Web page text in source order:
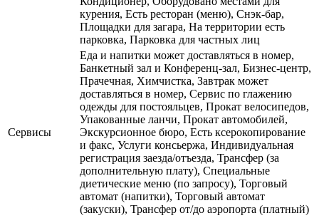
курения, Есть ресторан (меню), Снэк-бар,
Площадки для загара, На территории есть
парковка, Парковка для частных лиц
Сервисы
Еда и напитки может доставляться в номер,
Банкетный зал и Конференц-зал, Бизнес-центр,
Прачечная, Химчистка, Завтрак может
доставляться в номер, Сервис по глажению
одежды для постояльцев, Прокат велосипедов,
Упакованные ланчи, Прокат автомобилей,
Экскурсионное бюро, Есть ксерокопирование
и факс, Услуги консьержа, Индивидуальная
регистрация заезда/отъезда, Трансфер (за
дополнительную плату), Специальные
диетические меню (по запросу), Торговый
автомат (напитки), Торговый автомат
(закуски), Трансфер от/до аэропорта (платный)